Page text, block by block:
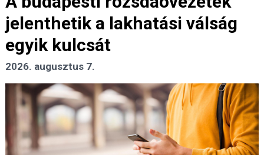
jelenthetik a lakhatási válság
egyik kulcsát
2026. augusztus 7.